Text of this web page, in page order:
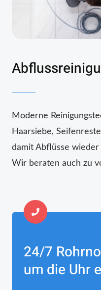
Moderne
Haarsiebe,
damit Abflüsse
Wir beraten auch zu
24/7
um die Uhr